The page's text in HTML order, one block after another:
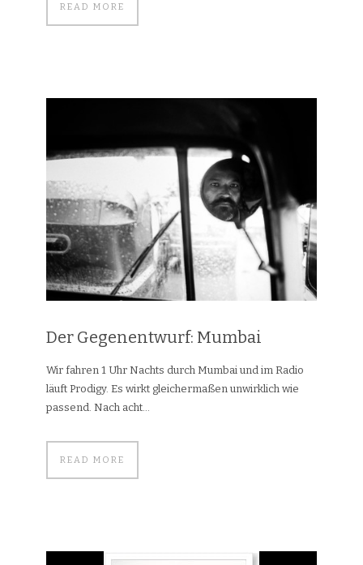
READ MORE
Der Gegenentwurf: Mumbai
Wir fahren 1 Uhr Nachts durch Mumbai und im Radio
läuft Prodigy. Es wirkt gleichermaßen unwirklich wie
passend. Nach acht...
READ MORE